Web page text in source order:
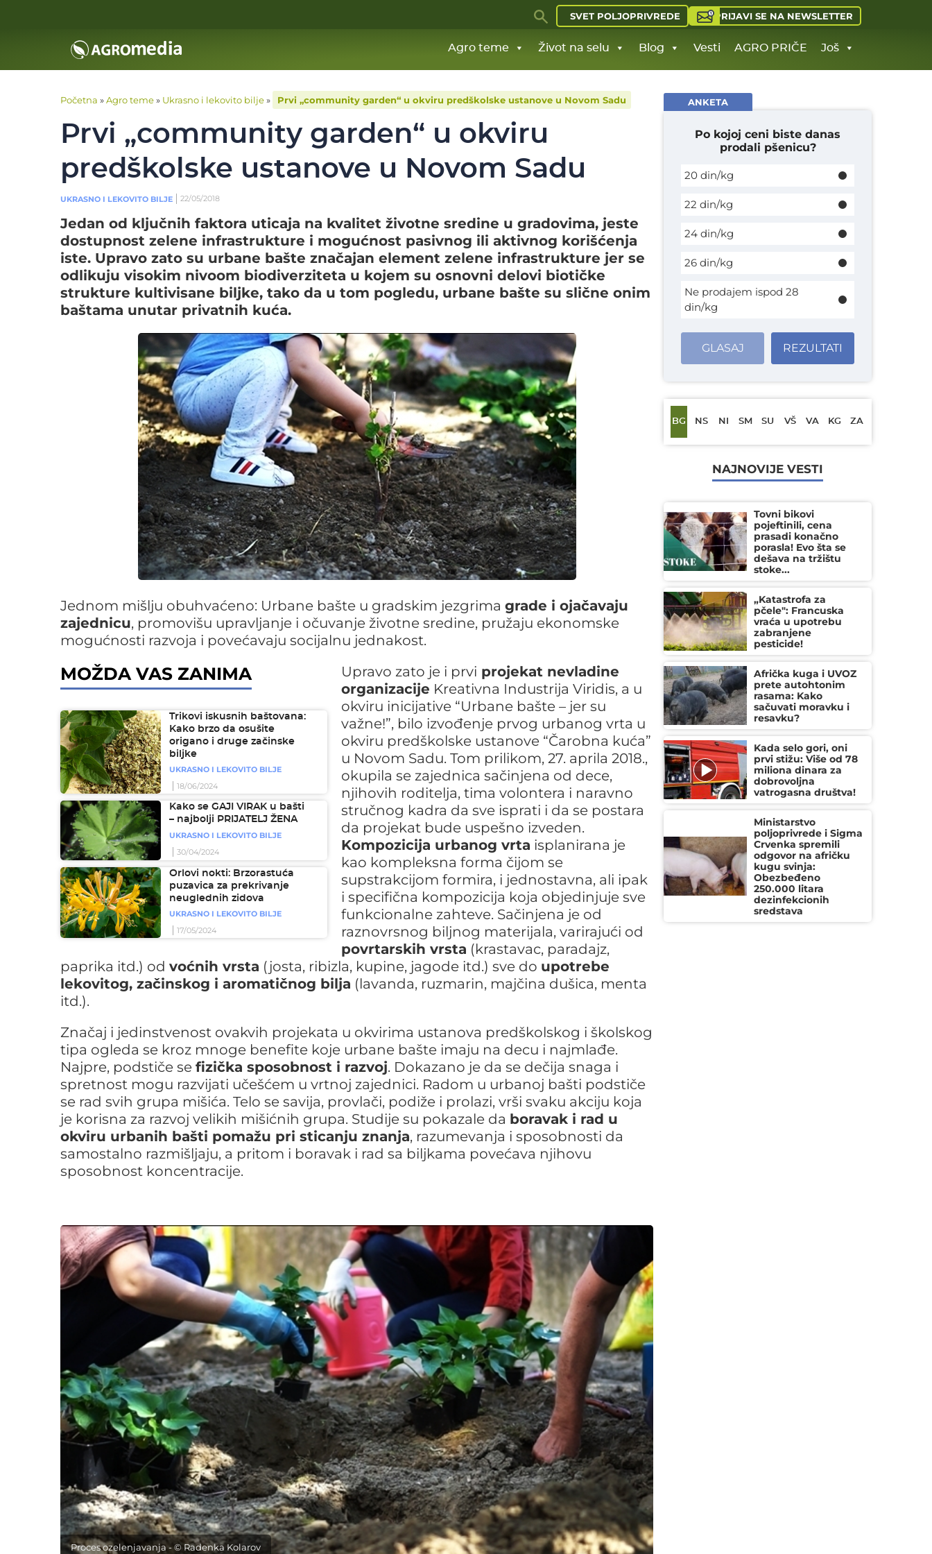
SVET POLJOPRIVREDE PRIJAVI SE NA NEWSLETTER
Agro teme Život na selu Blog Vesti AGRO PRIČE Još
Početna »Agro teme» Ukrasno i lekovito bilje» Prvi „community garden“ u okviru predškolske ustanove u Novom Sadu
Prvi „community garden“ u okviru
predškolske ustanove u Novom Sadu
UKRASNO I LEKOVITO BILJE 22/05/2018
Jedan od ključnih faktora uticaja na kvalitet životne sredine u gradovima, jeste
dostupnost zelene infrastrukture i mogućnost pasivnog ili aktivnog korišćenja
iste. Upravo zato su urbane bašte značajan element zelene infrastrukture jer se
odlikuju visokim nivoom biodiverziteta u kojem su osnovni delovi biotičke
strukture kultivisane biljke, tako da u tom pogledu, urbane bašte su slične onim
baštama unutar privatnih kuća.
Jednom mišlju obuhvaćeno: Urbane bašte u gradskim jezgrima grade i ojačavaju
zajednicu, promovišu upravljanje i očuvanje životne sredine, pružaju ekonomske
mogućnosti razvoja i povećavaju socijalnu jednakost.
MOŽDA VAS ZANIMA
Trikovi iskusnih baštovana:
Kako brzo da osušite
origano i druge začinske
biljke
UKRASNO I LEKOVITO BILJE
18/06/2024
Kako se GAJI VIRAK u bašti
– najbolji PRIJATELJ ŽENA
UKRASNO I LEKOVITO BILJE
30/04/2024
Orlovi nokti: Brzorastuća
puzavica za prekrivanje
neuglednih zidova
UKRASNO I LEKOVITO BILJE
17/05/2024
Upravo zato je i prvi projekat nevladine
organizacije Kreativna Industrija Viridis, a u
okviru inicijative “Urbane bašte – jer su
važne!”, bilo izvođenje prvog urbanog vrta u
okviru predškolske ustanove “Čarobna kuća”
u Novom Sadu. Tom prilikom, 27. aprila 2018.,
okupila se zajednica sačinjena od dece,
njihovih roditelja, tima volontera i naravno
stručnog kadra da sve isprati i da se postara
da projekat bude uspešno izveden.
Kompozicija urbanog vrta isplanirana je
kao kompleksna forma čijom se
supstrakcijom formira, i jednostavna, ali ipak
i specifična kompozicija koja objedinjuje sve
funkcionalne zahteve. Sačinjena je od
raznovrsnog biljnog materijala, varirajući od
povrtarskih vrsta (krastavac, paradajz,
paprika itd.) od voćnih vrsta (josta, ribizla, kupine, jagode itd.) sve do upotrebe
lekovitog, začinskog i aromatičnog bilja (lavanda, ruzmarin, majčina dušica, menta
itd.).
Značaj i jedinstvenost ovakvih projekata u okvirima ustanova predškolskog i školskog
tipa ogleda se kroz mnoge benefite koje urbane bašte imaju na decu i najmlađe.
Najpre, podstiče se fizička sposobnost i razvoj. Dokazano je da se dečija snaga i
spretnost mogu razvijati učešćem u vrtnoj zajednici. Radom u urbanoj bašti podstiče
se rad svih grupa mišića. Telo se savija, provlači, podiže i prolazi, vrši svaku akciju koja
je korisna za razvoj velikih mišićnih grupa. Studije su pokazale da boravak i rad u
okviru urbanih bašti pomažu pri sticanju znanja, razumevanja i sposobnosti da
samostalno razmišljaju, a pritom i boravak i rad sa biljkama povećava njihovu
sposobnost koncentracije.
Proces ozelenjavanja - © Radenka Kolarov
ANKETA
Po kojoj ceni biste danas
prodali pšenicu?
20 din/kg
22 din/kg
24 din/kg
26 din/kg
Ne prodajem ispod 28
din/kg
GLASAJ REZULTATI
BG NS NI SM SU VŠ VA KG ZA
NAJNOVIJE VESTI
Tovni bikovi
pojeftinili, cena
prasadi konačno
porasla! Evo šta se
dešava na tržištu
stoke...
„Katastrofa za
pčele": Francuska
vraća u upotrebu
zabranjene
pesticide!
Afrička kuga i UVOZ
prete autohtonim
rasama: Kako
sačuvati moravku i
resavku?
Kada selo gori, oni
prvi stižu: Više od 78
miliona dinara za
dobrovoljna
vatrogasna društva!
Ministarstvo
poljoprivrede i Sigma
Crvenka spremili
odgovor na afričku
kugu svinja:
Obezbeđeno
250.000 litara
dezinfekcionih
sredstava